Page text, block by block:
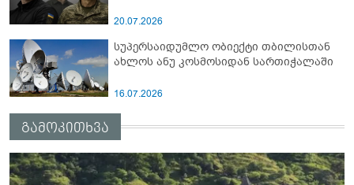
20.07.2026
სუპერსაიდუმლო ობიექტი თბილისთან
ახლოს ანუ კოსმოსიდან სართიჭალაში
16.07.2026
გამოკითხვა